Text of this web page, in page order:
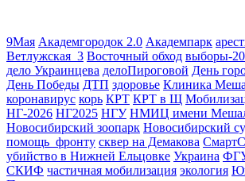
9Мая Академгородок 2.0 Академпарк
Ветлужская_3 Восточный обход выборы-
дело Украинцева делоПироговой День
День Победы ДТП здоровье Клиника
коронавирус корь КРТ КРТ в Щ
НГ-2026 НГ2025 НГУ НМИЦ имени
Новосибирский зоопарк Новосибирский
помощь_фронту сквер на Демакова
убийство в Нижней Ельцовке Украина
СКИФ частичная мобилизация экология